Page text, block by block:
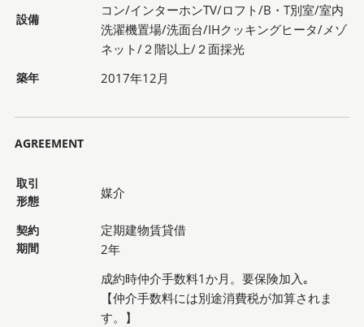
設備
コン/インターホンTV/ロフト/B・T別室/室内
洗濯機置場/洗面台/IHクッキングヒータ/メゾ
ネット/２階以上/２面採光
築年 2017年12月
AGREEMENT
取引
形態
媒介
契約
期間
定期建物賃貸借
2年
成約時仲介手数料1か月。要保険加入｡
【仲介手数料には別途消費税が加算されま
す。】